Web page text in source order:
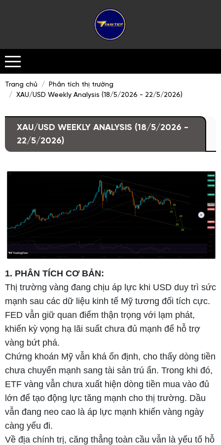
Trang chủ
Phân tích thị trường
XAU/USD Weekly Analysis (18/5/2026 - 22/5/2026)
XAU/USD WEEKLY ANALYSIS (18/5/2026 -
22/5/2026)
1. PHÂN TÍCH CƠ BẢN:
Thị trường vàng đang chịu áp lực khi USD duy trì sức
mạnh sau các dữ liệu kinh tế Mỹ tương đối tích cực.
FED vẫn giữ quan điểm thận trọng với lạm phát,
khiến kỳ vọng hạ lãi suất chưa đủ mạnh để hỗ trợ
vàng bứt phá.
Chứng khoán Mỹ vẫn khá ổn định, cho thấy dòng tiền
chưa chuyển mạnh sang tài sản trú ẩn. Trong khi đó,
ETF vàng vẫn chưa xuất hiện dòng tiền mua vào đủ
lớn để tạo động lực tăng mạnh cho thị trường. Dầu
vẫn đang neo cao là áp lực mạnh khiến vàng ngày
càng yếu đi.
Về địa chính trị, căng thẳng toàn cầu vẫn là yếu tố hỗ